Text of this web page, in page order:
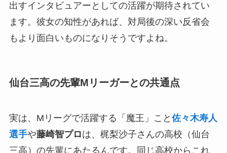
出すインタビュアーとしての活躍が期待されてい
ます。彼女の知性があれば、対局後の深い反省会
もより面白いものになりそうですよね。
仙台三高の先輩Mリーガーとの共通点
実は、Mリーグで活躍する「魔王」こと 佐々木寿人
選手や藤崎智プロは、梶梨沙子さんの高校（仙台
三高）の先輩にあたるんです。同じ高校からこれ